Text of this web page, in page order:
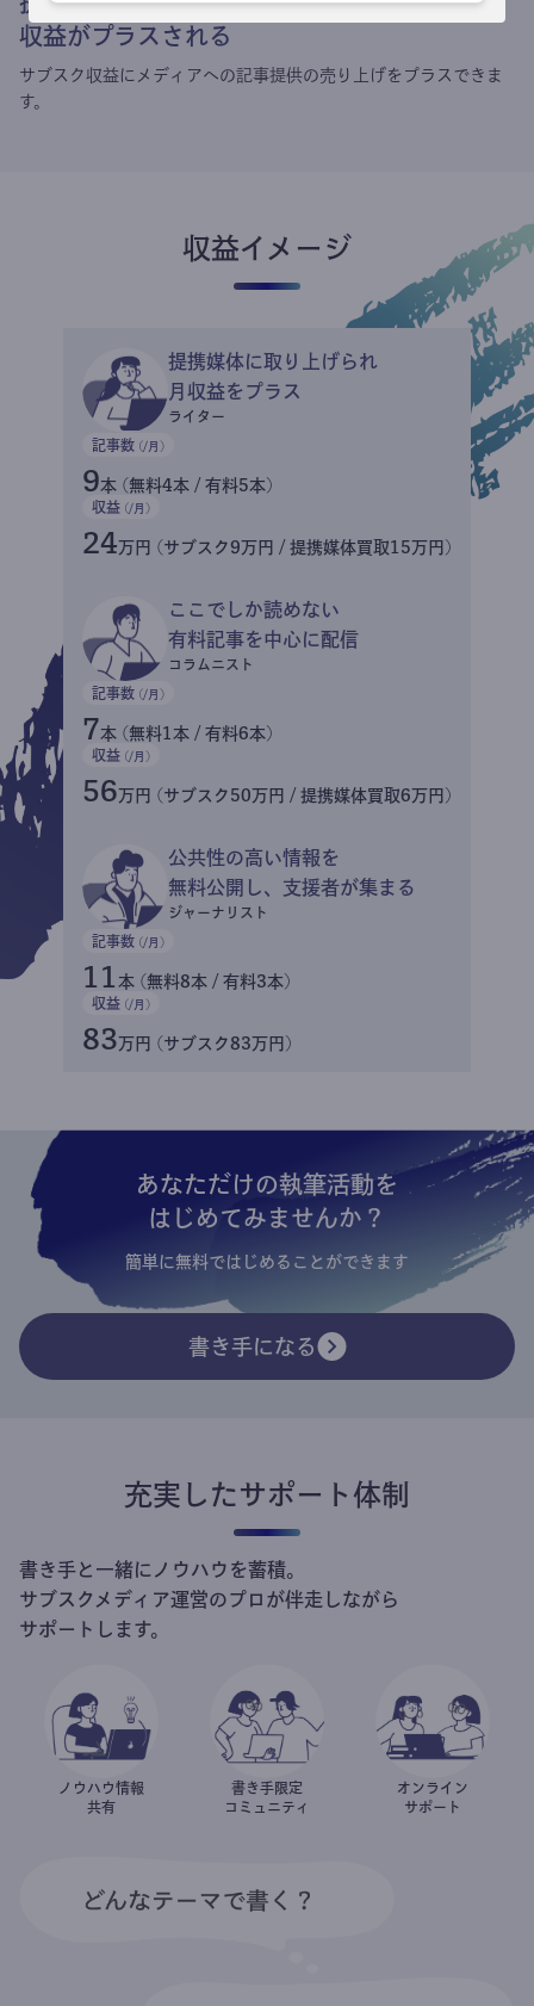
収益がプラスされる
サブスク収益にメディアへの記事提供の売り上げをプラスできま
す。
収益イメージ
提携媒体に取り上げられ
月収益をプラス
ライター
記事数 (/月)
9本 (無料4本 / 有料5本)
収益 (/月)
24万円 (サブスク9万円 / 提携媒体買取15万円)
ここでしか読めない
有料記事を中心に配信
コラムニスト
記事数 (/月)
7本 (無料1本 / 有料6本)
収益 (/月)
56万円 (サブスク50万円 / 提携媒体買取6万円)
公共性の高い情報を
無料公開し、支援者が集まる
ジャーナリスト
記事数 (/月)
11 本 (無料8本 / 有料3本)
収益 (/月)
83万円 (サブスク83万円)
あなただけの執筆活動を
はじめてみませんか？
簡単に無料ではじめることができます
書き手になる
充実したサポート体制
書き手と一緒にノウハウを蓄積。
サブスクメディア運営のプロが伴走しながら
サポートします。
ノウハウ情報
共有
書き手限定
コミュニティ
オンライン
サポート